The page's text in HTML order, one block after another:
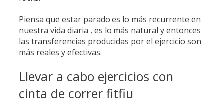
Piensa que estar parado es lo más recurrente en
nuestra vida diaria , es lo más natural y entonces
las transferencias producidas por el ejercicio son
más reales y efectivas.
Llevar a cabo ejercicios con
cinta de correr fitfiu